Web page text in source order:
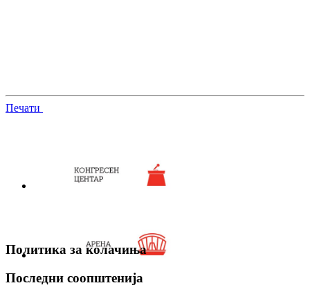
Печати
Политика за колачиња
Последни соопштенија